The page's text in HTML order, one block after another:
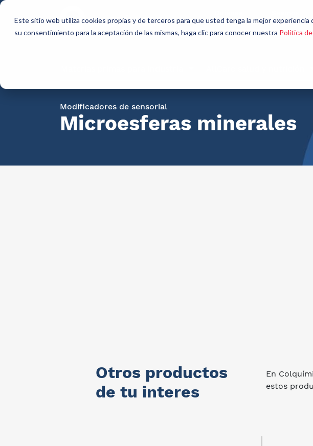
Este sitio web utiliza cookies propias y de terceros para que usted tenga la mejor experiencia
su consentimiento para la aceptación de las mismas, haga clic para conocer nuestra Política
somos
aliados
Modificadores de sensorial
Microesferas minerales
Otros productos
de tu interes
En
estos